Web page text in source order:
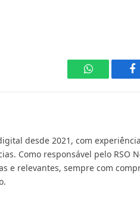
WhatsApp
desde 2021, com
Como responsável pelo RSO
e relevantes, sempre com